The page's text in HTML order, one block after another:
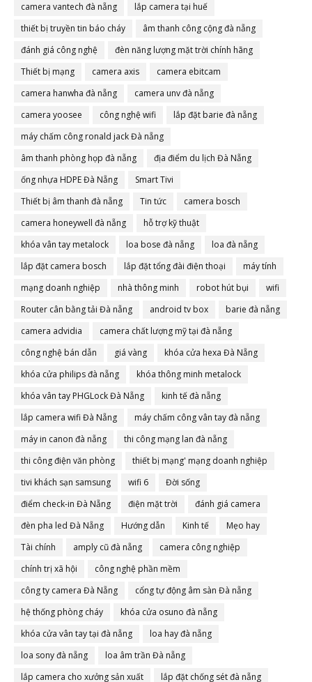
camera vantech đà nẵng
lắp camera tại huế
thiết bị truyền tin báo cháy
âm thanh công cộng đà nẵng
đánh giá công nghệ
đèn năng lượng mặt trời chính hãng
Thiết bị mạng
camera axis
camera ebitcam
camera hanwha đà nẵng
camera unv đà nẵng
camera yoosee
công nghệ wifi
lắp đặt barie đà nẵng
máy chấm công ronald jack Đà nẵng
âm thanh phòng họp đà nẵng
địa điểm du lịch Đà Nẵng
ống nhựa HDPE Đà Nẵng
Smart Tivi
Thiết bị âm thanh đà nẵng
Tin tức
camera bosch
camera honeywell đà nẵng
hỗ trợ kỹ thuật
khóa vân tay metalock
loa bose đà nẵng
loa đà nẵng
lắp đặt camera bosch
lắp đặt tổng đài điện thoại
máy tính
mạng doanh nghiệp
nhà thông minh robot hút bụi
wifi
Router cân bằng tải Đà nẵng
android tv box
barie đà nẵng
camera advidia
camera chất lượng mỹ tại đà nẵng
công nghệ bán dẫn
giá vàng
khóa cửa hexa Đà Nẵng
khóa cửa philips đà nẵng
khóa thông minh metalock
khóa vân tay PHGLock Đà Nẵng
kinh tế đà nẵng
lắp camera wifi Đà Nẵng
máy chấm công vân tay đà nẵng
máy in canon đà nẵng
thi công mạng lan đà nẵng
thi công điện văn phòng
thiết bị mạng' mạng doanh nghiệp
tivi khách sạn samsung
wifi 6
Đời sống
điểm check-in Đà Nẵng
điện mặt trời
đánh giá camera
đèn pha led Đà Nẵng
Hướng dẫn Kinh tế
Mẹo hay
Tài chính
amply cũ đà nẵng
camera công nghiệp
chính trị xã hội
công nghệ phần mềm
công ty camera Đà Nẵng
cổng tự động âm sàn Đà nẵng
hệ thống phòng cháy
khóa cửa osuno đà nẵng
khóa cửa vân tay tại đà nẵng
loa hay đà nẵng
loa sony đà nẵng
loa âm trần Đà nẵng
lắp camera cho xưởng sản xuất
lắp đặt chống sét đà nẵng